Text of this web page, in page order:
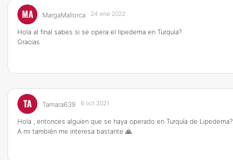
MA MargaMallorca 24 ene 2022
Hola al final sabes si se opera el lipedema en Turquía?
Gracias
TA Tamara639 6 oct 2021
Hola , entonces alguien que se haya operado en Turquía de Lipedema?
A mi también me interesa bastante 🙏.